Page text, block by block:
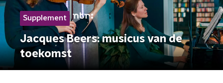
Supplement
Jacques Beers: musicus van de
toekomst